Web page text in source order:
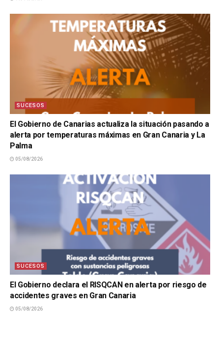
SUCESOS
El Gobierno de Canarias actualiza la situación pasando a
alerta por temperaturas máximas en Gran Canaria y La
Palma
05/08/2026
SUCESOS
El Gobierno declara el RISQCAN en alerta por riesgo de
accidentes graves en Gran Canaria
05/08/2026